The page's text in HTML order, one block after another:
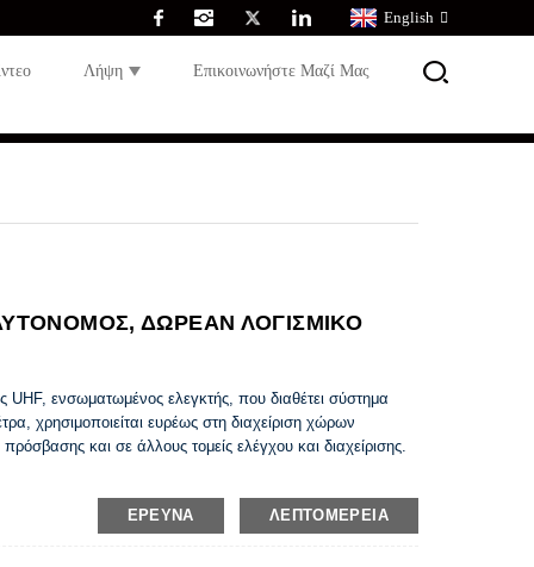
English
Λήψη Επικοινωνήστε Μαζί Μας
ΔΩΡΕΑΝ ΛΟΓΙΣΜΙΚΟ
ενσωματωμένος ελεγκτής, που διαθέτει σύστημα
χρησιμοποιείται ευρέως στη διαχείριση χώρων
και σε άλλους τομείς ελέγχου και διαχείρισης.
ΈΡΕΥΝΑ ΛΕΠΤΟΜΈΡΕΙΑ